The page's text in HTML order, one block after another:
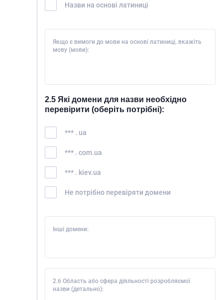
Назви на основі латиниці
Якщо є вимоги до мови на основі латиниці, вкажіть
мову (мови):
2.5 Які домени для назви необхідно
перевірити (оберіть потрібні):
*** . ua
*** . com.ua
*** . kiev.ua
Не потрібно перевіряти домени
Інші домени:
2.6 Область або сфера діяльності розробляємої
назви (детально):